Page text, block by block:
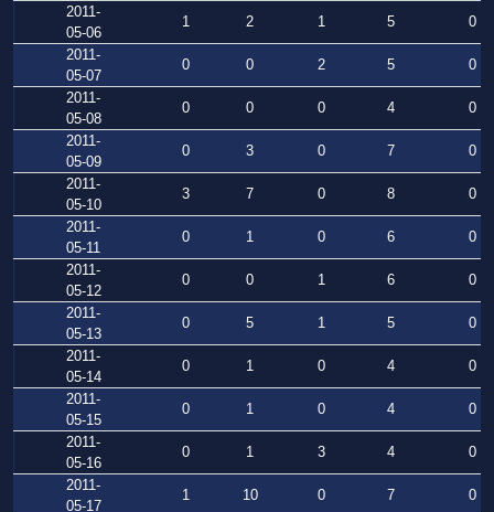
2011-
05-06
1 2 1 5
0
2011-
05-07
0 0 2 5
0
2011-
05-08
0 0 0 4
0
2011-
05-09
0 3 0 7
0
2011-
05-10
3 7 0 8
0
2011-
05-11
0 1 0 6
0
2011-
05-12
0 0 1 6
0
2011-
05-13
0 5 1 5
0
2011-
05-14
0 1 0 4
0
2011-
05-15
0 1 0 4
0
2011-
05-16
0 1 3 4
0
2011-
05-17
1 10 0 7
0